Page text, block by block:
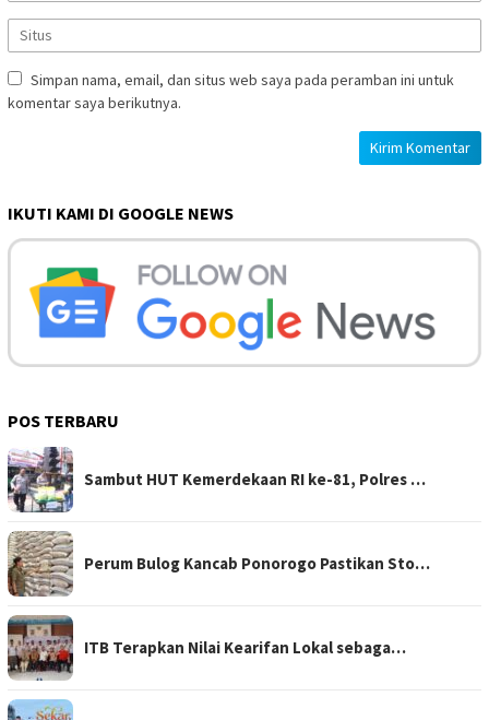
Simpan nama, email, dan situs web saya pada peramban ini untuk
komentar saya berikutnya.
IKUTI KAMI DI GOOGLE NEWS
POS TERBARU
Sambut HUT Kemerdekaan RI ke-81, Polres …
Perum Bulog Kancab Ponorogo Pastikan Sto…
ITB Terapkan Nilai Kearifan Lokal sebaga…